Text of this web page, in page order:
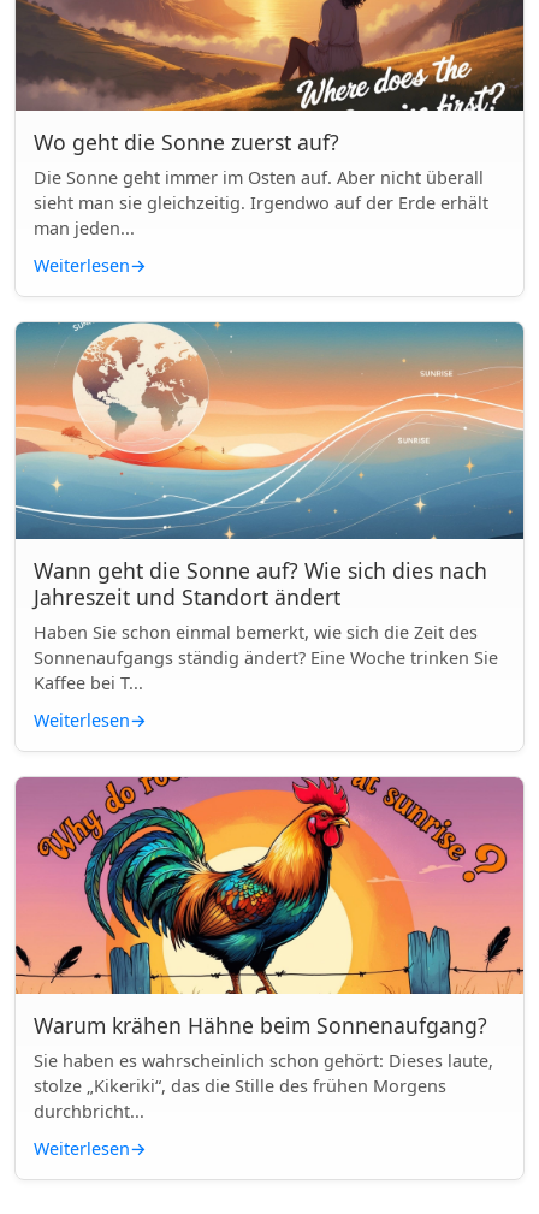
Wo geht die Sonne zuerst auf?
Die Sonne geht immer im Osten auf. Aber nicht überall
sieht man sie gleichzeitig. Irgendwo auf der Erde erhält
man jeden...
Weiterlesen→
Wann geht die Sonne auf? Wie sich dies nach
Jahreszeit und Standort ändert
Haben Sie schon einmal bemerkt, wie sich die Zeit des
Sonnenaufgangs ständig ändert? Eine Woche trinken Sie
Kaffee bei T...
Weiterlesen→
Warum krähen Hähne beim Sonnenaufgang?
Sie haben es wahrscheinlich schon gehört: Dieses laute,
stolze „Kikeriki“, das die Stille des frühen Morgens
durchbricht...
Weiterlesen→